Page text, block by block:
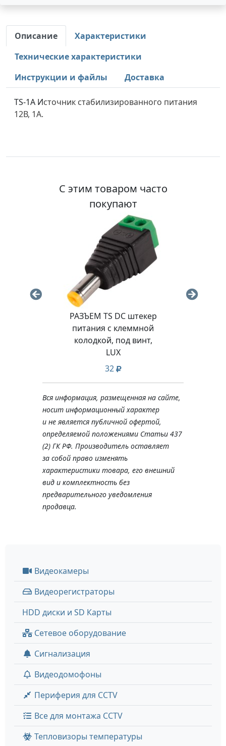
Описание
Характеристики
Технические характеристики
Инструкции и файлы
Доставка
TS-1A Источник стабилизированного питания
12В, 1А.
С этим товаром часто
покупают
РАЗЪЕМ TS DC штекер
питания с клеммной
колодкой, под винт,
LUX
32
Вся информация, размещенная на сайте,
носит информационный характер
и не является публичной офертой,
определяемой положениями Статьи 437
(2) ГК РФ. Производитель оставляет
за собой право изменять
характеристики товара, его внешний
вид и комплектность без
предварительного уведомления
продавца.
Видеокамеры
Видеорегистраторы
HDD диски и SD Карты
Сетевое оборудование
Сигнализация
Видеодомофоны
Периферия для CCTV
Все для монтажа CCTV
Тепловизоры температуры